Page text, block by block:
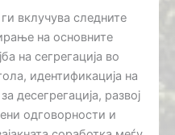
вклучува следните
на основните
на сегрегација во
идентификација на
десегрегација, развој
одговорности и